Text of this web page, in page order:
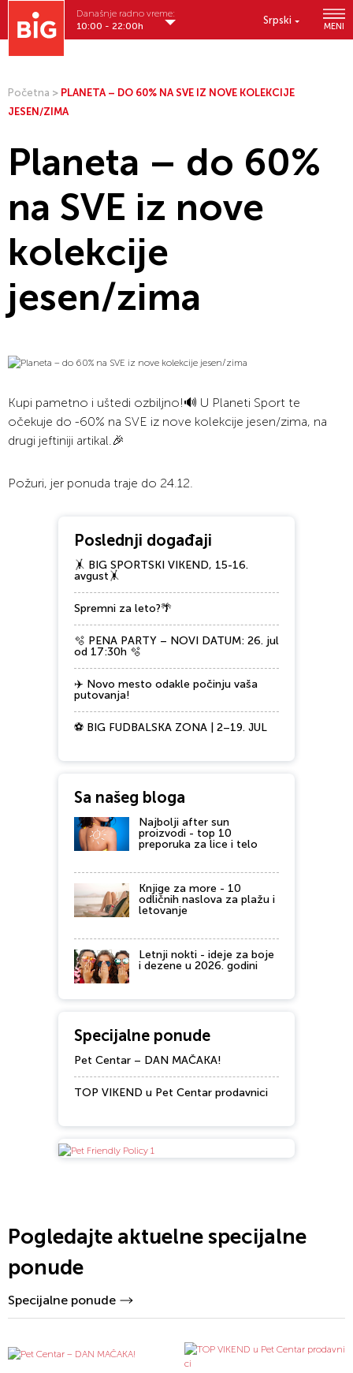
Srpski
MENI
Današnje radno vreme:
10:00 - 22:00h
Početna > PLANETA – DO 60% NA SVE IZ NOVE KOLEKCIJE
JESEN/ZIMA
Planeta – do 60%
na SVE iz nove
kolekcije
jesen/zima
Kupi pametno i uštedi ozbiljno!🔊 U Planeti Sport te
očekuje do -60% na SVE iz nove kolekcije jesen/zima, na
drugi jeftiniji artikal.🎉
Požuri, jer ponuda traje do 24.12.
Poslednji događaji
🤸 BIG SPORTSKI VIKEND, 15-16.
avgust🤸
Spremni za leto?🌴
🫧 PENA PARTY – NOVI DATUM: 26. jul
od 17:30h 🫧
✈️ Novo mesto odakle počinju vaša
putovanja!
⚽ BIG FUDBALSKA ZONA | 2–19. JUL
Sa našeg bloga
Najbolji after sun
proizvodi - top 10
preporuka za lice i telo
Knjige za more - 10
odličnih naslova za plažu i
letovanje
Letnji nokti - ideje za boje
i dezene u 2026. godini
Specijalne ponude
Pet Centar – DAN MAČAKA!
TOP VIKEND u Pet Centar prodavnici
Pogledajte aktuelne specijalne
ponude
Specijalne ponude